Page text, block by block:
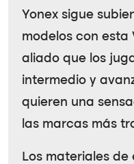
Yonex sigue
modelos con esta
aliado que los
intermedio y
quieren una
las marcas más
Los materiales